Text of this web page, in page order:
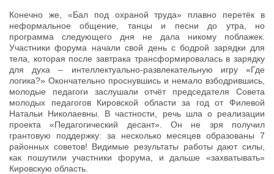
Конечно же, «Бал под охраной труда» плавно перетёк в
неформальное общение, танцы и песни до утра, но
программа следующего дня не дала никому поблажек.
Участники форума начали свой день с бодрой зарядки для
тела, которая после завтрака трансформировалась в зарядку
для духа – интеллектуально-развлекательную игру «Где
логика?» Окончательно проснувшись и немало взбодрившись,
молодые педагоги заслушали отчёт председателя Совета
молодых педагогов Кировской области за год от Филевой
Натальи Николаевны. В частности, речь шла о реализации
проекта «Педагогический десант». Он не зря получил
грантовую поддержку: за несколько месяцев образованы 7
районных советов! Видимые результаты работы дают силы,
как пошутили участники форума, и дальше «захватывать»
Кировскую область.